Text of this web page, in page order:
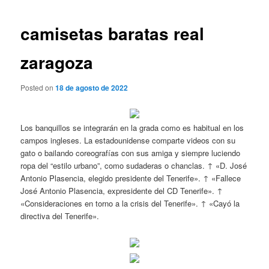
camisetas baratas real
zaragoza
Posted on18 de agosto de 2022
Los banquillos se integrarán en la grada como es habitual en los
campos ingleses. La estadounidense comparte videos con su
gato o bailando coreografías con sus amiga y siempre luciendo
ropa del “estilo urbano”, como sudaderas o chanclas. ↑ «D. José
Antonio Plasencia, elegido presidente del Tenerife». ↑ «Fallece
José Antonio Plasencia, expresidente del CD Tenerife». ↑
«Consideraciones en torno a la crisis del Tenerife». ↑ «Cayó la
directiva del Tenerife».